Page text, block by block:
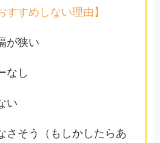
すすめしない理由】
が狭い
なし
い
さそう（もしかしたらあ